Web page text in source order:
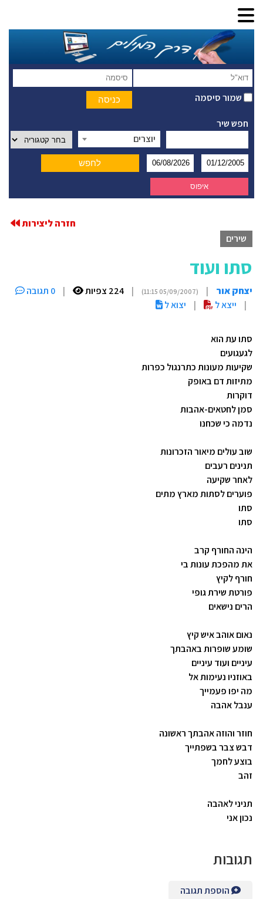
שמור סיסמה
חפש שיר
יוצרים
חזרה ליצירות
שירים
סתו ועוד
יצחק אור |
(05/09/2007 11:15)
| 224 צפיות |
0 תגובה
|
ייצא ל | יצוא ל
סתו עת הוא
לגעגועים
שקיעות מעונות כתרנגול כפרות
מתיזות דם באופק
דוקרות
סמן לחטאים-אהבות
נדמה כי שכחנו
שוב עולים מיאור הזכרונות
תנינים רעבים
לאחר שקיעה
פוערים לסתות מארץ מתים
סתו
סתו
הינה החורף קרב
את מהפכת עונות בי
חורף לקיץ
פורטת שירת גופי
הרים נישאים
נאום אוהב איש קיץ
שומע שופרות באהבתך
עיניים ועוד עיניים
באוזניו נעימות אל
מה יפו פעמייך
ענבל אהבה
חוזר והוזה אהבתך ראשונה
דבש צבר בשפתייך
בוצע לחמך
זהב
תניני לאהבה
נכון אני
תגובות
הוספת תגובה